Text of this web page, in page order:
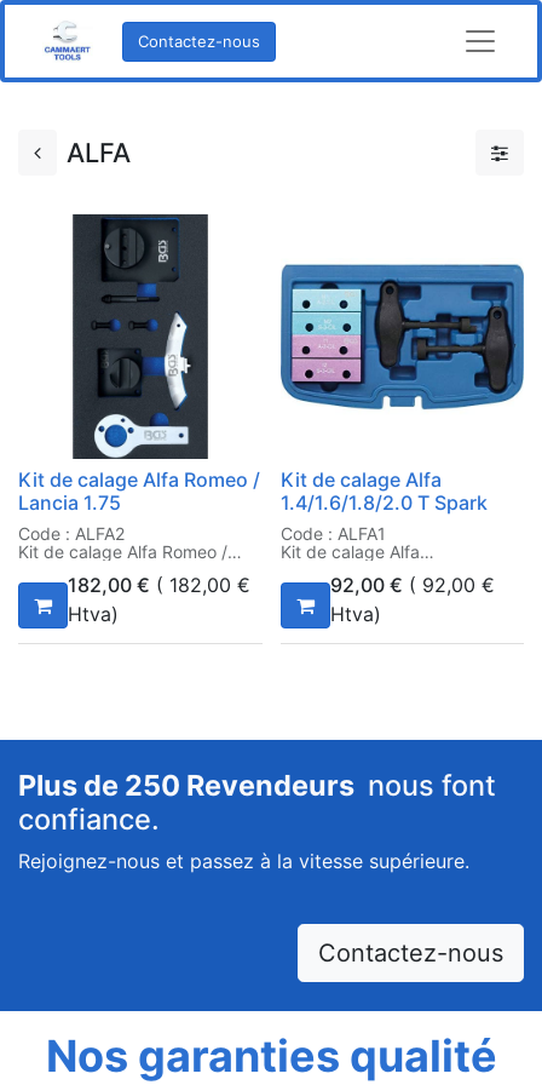
Contactez-nous
ALFA
Kit de calage Alfa Romeo /
Lancia 1.75
Code : ALFA2
Kit de calage Alfa Romeo /
Codes Motor : 939B1.000,
940A1.000
182,00 € ( 182,00 €
Htva)
Kit de calage Alfa
1.4/1.6/1.8/2.0 T Spark
Code : ALFA1
Kit de calage Alfa
Codes Motor : 16201, 32102,
32103, 32104, 32201, 32301,
92,00€ ( 92,00 €
Htva)
Plus de 250 Revendeurs nous font
confiance.
Rejoignez-nous et passez à la vitesse supérieure.
Contactez-nous
Nos garanties qualité